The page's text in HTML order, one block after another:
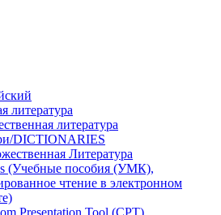
литература
литература
DICTIONARIES
Литература
(Учебные пособия (УМК),
чтение в электронном
Presentation Tool (CPT)